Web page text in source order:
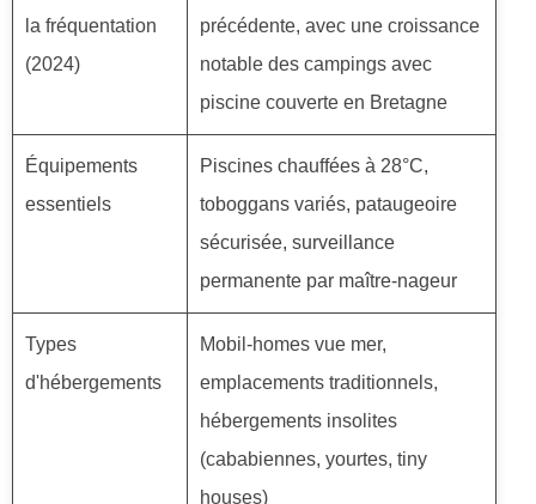
la fréquentation
(2024)
précédente, avec une croissance
notable des campings avec
piscine couverte en Bretagne
Équipements
essentiels
Piscines chauffées à 28°C,
toboggans variés, pataugeoire
sécurisée, surveillance
permanente par maître-nageur
Types
d'hébergements
Mobil-homes vue mer,
emplacements traditionnels,
hébergements insolites
(cababiennes, yourtes, tiny
houses)